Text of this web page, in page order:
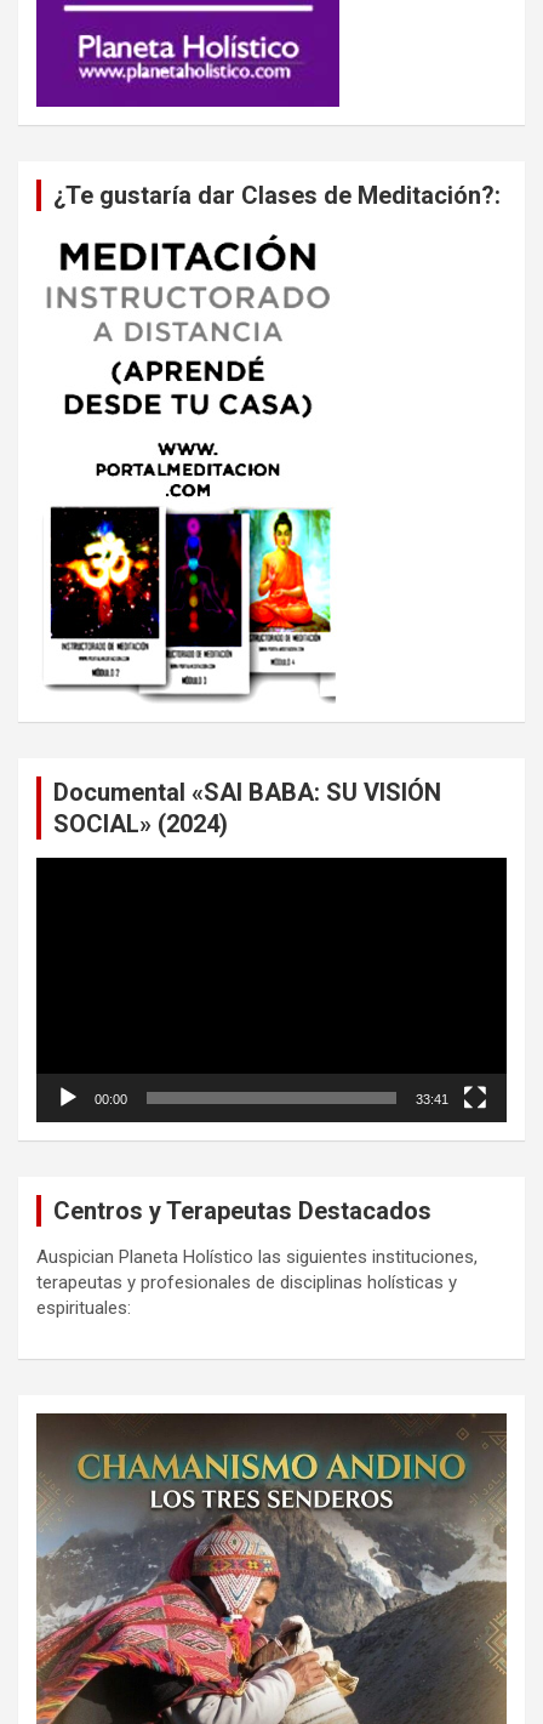
¿Te gustaría dar Clases de Meditación?:
Documental «SAI BABA: SU VISIÓN
SOCIAL» (2024)
00:00 33:41
Centros y Terapeutas Destacados
Auspician Planeta Holístico las siguientes instituciones,
terapeutas y profesionales de disciplinas holísticas y
espirituales: